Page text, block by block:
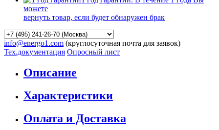
можете
вернуть товар, если будет обнаружен брак
info@energo1.com (круглосуточная почта для заявок)
Тех.документация Опросный лист
Описание
Характеристики
Оплата и Доставка